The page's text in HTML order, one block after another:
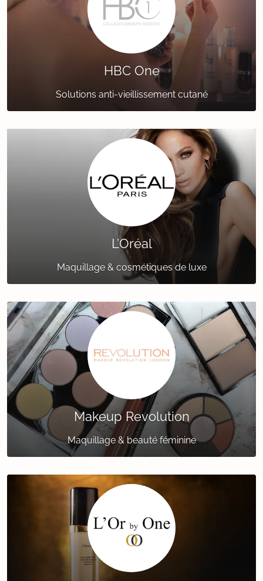
HBC One
Solutions anti-vieillissement cutané
L’Oréal
Maquillage & cosmétiques de luxe
Makeup Revolution
Maquillage & beauté féminine